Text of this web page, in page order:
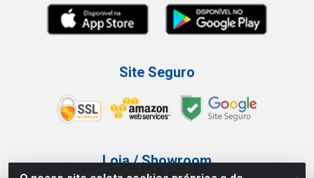
Site Seguro
Loja / Showroom